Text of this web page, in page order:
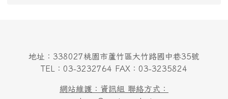
地址：338027桃園市蘆竹區大竹路國中巷35號
TEL：03-3232764 FAX：03-3235824
網站維護：資訊組 聯絡方式：